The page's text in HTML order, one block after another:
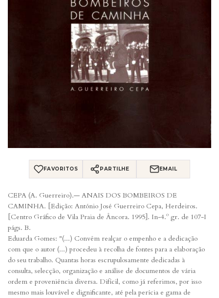
FAVORITOS PARTILHE EMAIL
CEPA (A. Guerreiro).— ANAIS DOS BOMBEIROS DE
CAMINHA. [Edição: António José Guerreiro Cepa, Herdeiros.
[Centro Gráfico de Vila Praia de Âncora. 1995]. In-4.º gr. de 107-I
págs. B.
Eduarda Gomes: "(...) Convêm realçar o empenho e a dedicação
com que o autor (...) procedeu à recolha de fontes para a elaboração
do seu trabalho. Quantas horas escrupulosamente dedicadas à
consulta, selecção, organização e análise de documentos de vária
ordem e proveniência diversa. Difícil, como já referimos, por isso
mesmo mais louvável e dignificante, até pela perícia e gama de